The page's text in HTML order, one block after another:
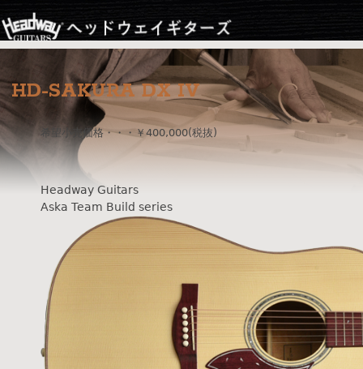
Jump to navigation
HD-SAKURA DX IV
希望小売価格・・・￥400,000(税抜)
Headway Guitars
Aska Team Build series